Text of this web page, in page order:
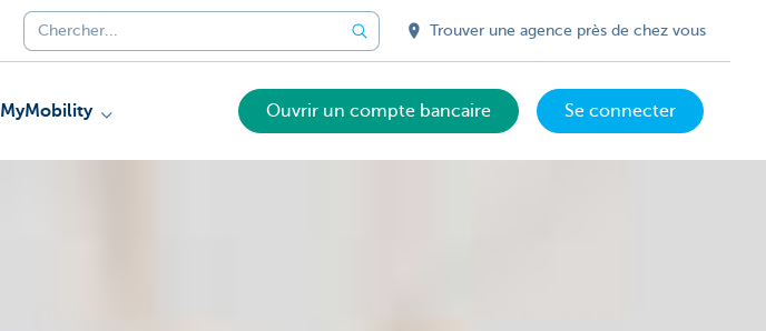
Trouver une agence près de chez vous
MyMobility Ouvrir un compte bancaire Se connecter